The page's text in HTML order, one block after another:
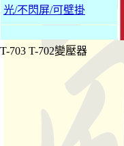
光/不閃屏/可壁掛
T-703 T-702變壓器